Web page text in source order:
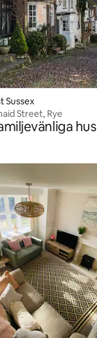
Sussex
Street, Rye
hus